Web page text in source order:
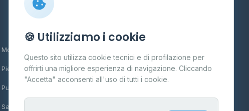
Molise
Piemonte
Puglia
Sardegna
Contatti
Per gestori
🍪 Utilizziamo i cookie
Questo sito utilizza cookie tecnici e di profilazione per
offrirti una migliore esperienza di navigazione. Cliccando
"Accetta" acconsenti all'uso di tutti i cookie.